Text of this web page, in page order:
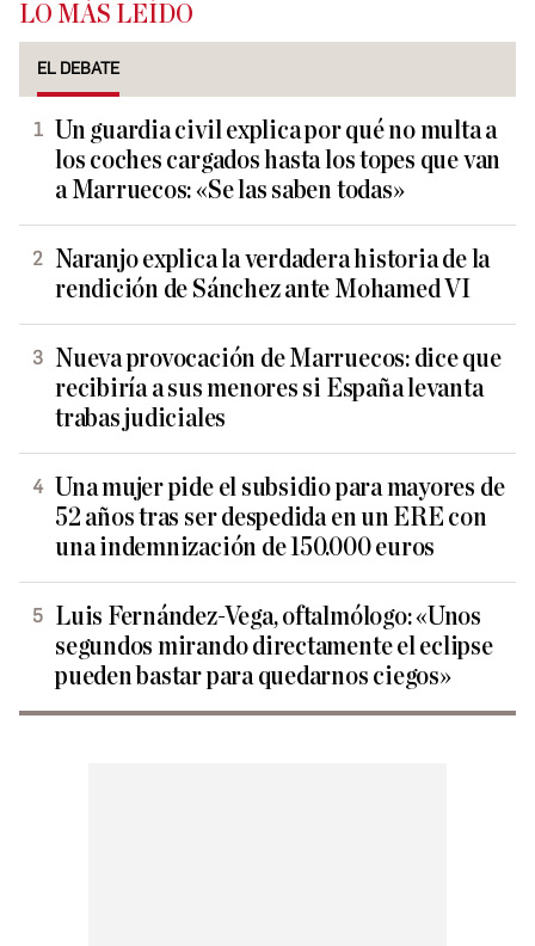
LO MÁS LEÍDO
EL DEBATE
Un guardia civil explica por qué no multa a
los coches cargados hasta los topes que van
a Marruecos: «Se las saben todas»
Naranjo explica la verdadera historia de la
rendición de Sánchez ante Mohamed VI
Nueva provocación de Marruecos: dice que
recibiría a sus menores si España levanta
trabas judiciales
Una mujer pide el subsidio para mayores de
52 años tras ser despedida en un ERE con
una indemnización de 150.000 euros
Luis Fernández-Vega, oftalmólogo: «Unos
segundos mirando directamente el eclipse
pueden bastar para quedarnos ciegos»